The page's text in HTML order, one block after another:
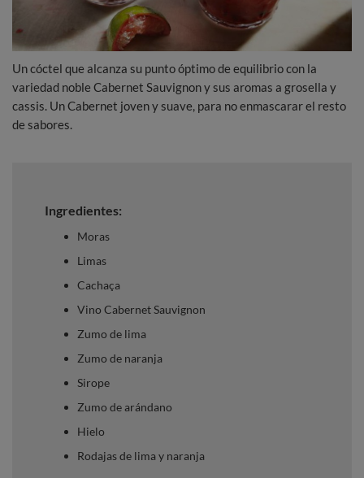
Un cóctel que alcanza su punto óptimo de equilibrio con la
variedad noble Cabernet Sauvignon y sus aromas a grosella y
cassis. Un Cabernet joven y suave, para no enmascarar el resto
de sabores.
Ingredientes:
Moras
Limas
Cachaça
Vino Cabernet Sauvignon
Zumo de lima
Zumo de naranja
Sirope
Zumo de arándano
Hielo
Rodajas de lima y naranja